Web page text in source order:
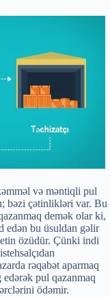
və məntiqli pul
bəzi çətinlikləri var. Bu
demək olar ki,
edən bu üsuldan gəlir
özüdür. Çünki indi
rəqabət aparmaq
pul qazanmaq
ödəmir.